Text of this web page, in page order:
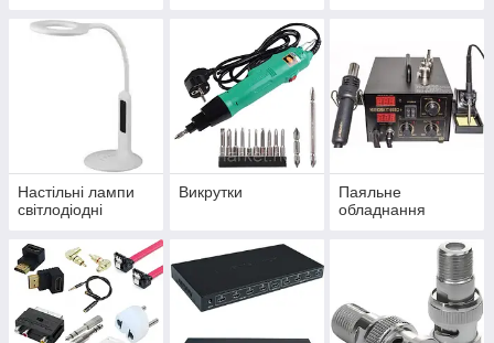
Настільні лампи
світлодіодні
Викрутки
Паяльне
обладнання